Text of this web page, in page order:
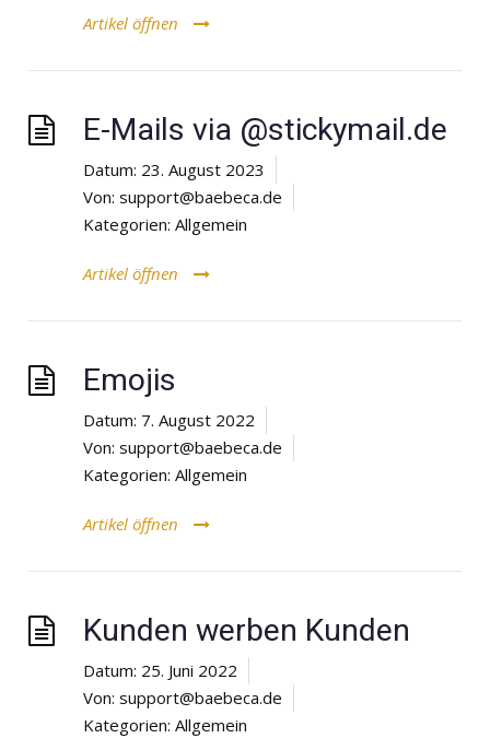
Artikel öffnen
E-Mails via @stickymail.de
Datum: 23. August 2023
Von: support@baebeca.de
Kategorien: Allgemein
Artikel öffnen
Emojis
Datum: 7. August 2022
Von: support@baebeca.de
Kategorien: Allgemein
Artikel öffnen
Kunden werben Kunden
Datum: 25. Juni 2022
Von: support@baebeca.de
Kategorien: Allgemein